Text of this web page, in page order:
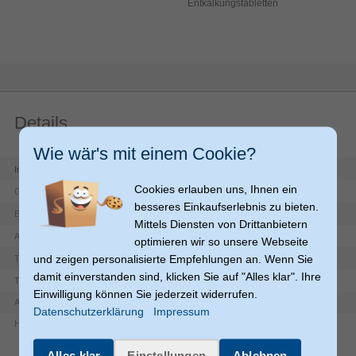
15. Ich Hab' Dich 1000 Mal Geliebt
19. Hit-Mix
Entkalkungstabletten
Details
Interpret
Genre Schlager
Erscheinungsdatum 29.07.2016
Anzahl Medien
Tonträger-Typ CD
Titel Best Of
Artikelnummer
Herstellerartikelnummer
Wie wär's mit einem Cookie?
Cookies erlauben uns, Ihnen ein
besseres Einkaufserlebnis zu bieten.
Mittels Diensten von Drittanbietern
optimieren wir so unsere Webseite
und zeigen personalisierte Empfehlungen an. Wenn Sie
damit einverstanden sind, klicken Sie auf "Alles klar". Ihre
Einwilligung können Sie jederzeit widerrufen.
Datenschutzerklärung
Impressum